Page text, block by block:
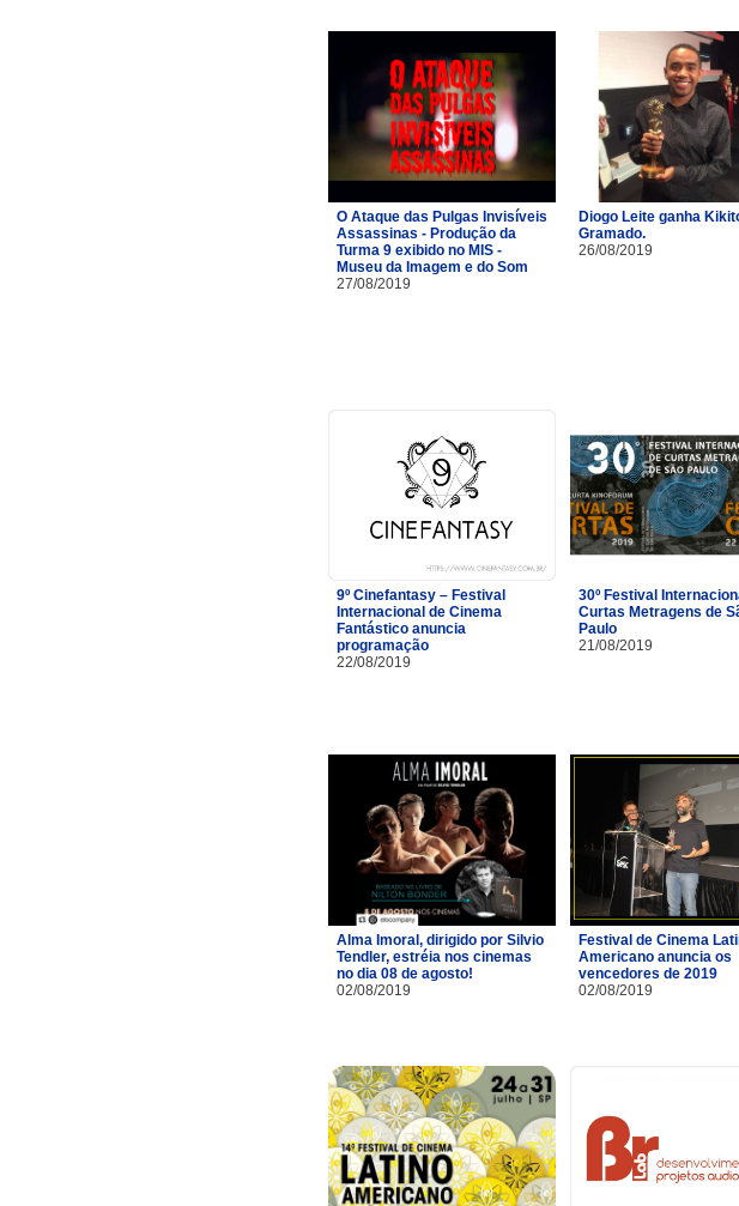
O Ataque das Pulgas Invisíveis
Assassinas - Produção da
Turma 9 exibido no MIS -
Museu da Imagem e do Som
27/08/2019
Diogo Leite ganha
Gramado.
26/08/2019
9º Cinefantasy – Festival
Internacional de Cinema
Fantástico anuncia
programação
22/08/2019
30º Festival
Curtas Metragens de
Paulo
21/08/2019
Alma Imoral, dirigido por Silvio
Tendler, estréia nos cinemas
no dia 08 de agosto!
02/08/2019
Festival de Cinema
Americano anuncia os
vencedores de 2019
02/08/2019